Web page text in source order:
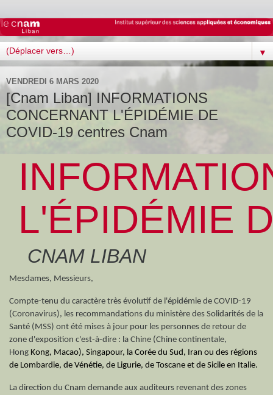
▼
VENDREDI 6 MARS 2020
[Cnam Liban] INFORMATIONS
CONCERNANT L'ÉPIDÉMIE DE
COVID-19 centres Cnam
L'ÉPIDÉMIE
CNAM LIBAN
Mesdames, Messieurs,
Compte-tenu du caractère très évolutif de l'épidémie de COVID-19
(Coronavirus), les recommandations du ministère des Solidarités de la
Santé (MSS) ont été mises à jour pour les personnes de retour de
zone d'exposition c'est-à-dire : la Chine (Chine continentale,
Hong Kong, Macao), Singapour, la Corée du Sud, Iran ou des régions
de Lombardie, de Vénétie, de Ligurie, de Toscane et de Sicile en Italie.
La direction du Cnam demande aux auditeurs revenant des zones